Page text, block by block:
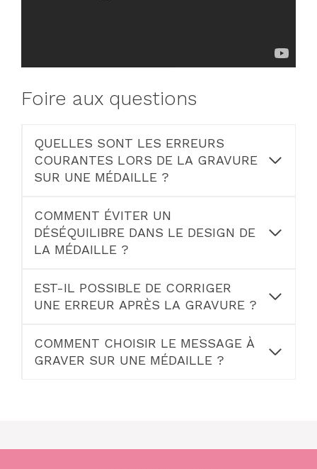
Foire aux questions
QUELLES SONT LES ERREURS
COURANTES LORS DE LA GRAVURE
SUR UNE MÉDAILLE ?
COMMENT ÉVITER UN
DÉSÉQUILIBRE DANS LE DESIGN DE
LA MÉDAILLE ?
EST-IL POSSIBLE DE CORRIGER
UNE ERREUR APRÈS LA GRAVURE ?
COMMENT CHOISIR LE MESSAGE À
GRAVER SUR UNE MÉDAILLE ?